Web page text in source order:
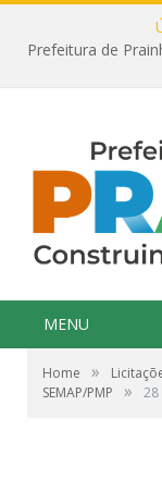
MENU
Home »
SEMAP/PMP
» 28